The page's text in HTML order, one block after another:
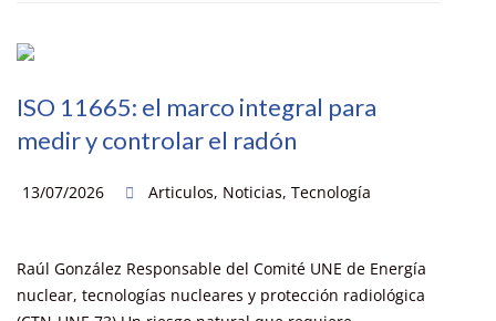
ISO 11665: el marco integral para
medir y controlar el radón
13/07/2026 Articulos, Noticias, Tecnología
Raúl González Responsable del Comité UNE de Energía
nuclear, tecnologías nucleares y protección radiológica